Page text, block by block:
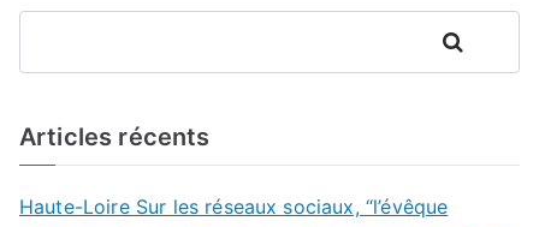
Rechercher
Articles récents
Haute-Loire Sur les réseaux sociaux, “l’évêque